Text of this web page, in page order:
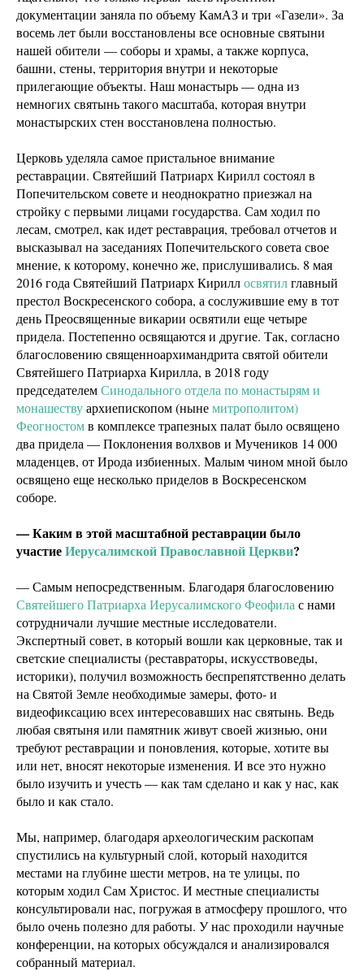
документации заняла по объему КамАЗ и три «Газели». За
восемь лет были восстановлены все основные святыни
нашей обители — соборы и храмы, а также корпуса,
башни, стены, территория внутри и некоторые
прилегающие объекты. Наш монастырь — одна из
немногих святынь такого масштаба, которая внутри
монастырских стен восстановлена полностью.
Церковь уделяла самое пристальное внимание
реставрации. Святейший Патриарх Кирилл состоял в
Попечительском совете и неоднократно приезжал на
стройку с первыми лицами государства. Сам ходил по
лесам, смотрел, как идет реставрация, требовал отчетов и
высказывал на заседаниях Попечительского совета свое
мнение, к которому, конечно же, прислушивались. 8 мая
2016 года Святейший Патриарх Кириллосвятилглавный
престол Воскресенского собора, а сослужившие ему в тот
день Преосвященные викарии освятили еще четыре
придела. Постепенно освящаются и другие. Так, согласно
благословению священноархимандрита святой обители
Святейшего Патриарха Кирилла, в 2018 году
председателемСинодального отдела по монастырям и
монашествуархиепископом (нынемитрополитом)
Феогностомв комплексе трапезных палат было освящено
два придела — Поклонения волхвов и Мучеников 14 000
младенцев, от Ирода избиенных. Малым чином мной было
освящено еще несколько приделов в Воскресенском
соборе.
— Каким в этой масштабной реставрации было
участиеИерусалимской Православной Церкви?
— Самым непосредственным. Благодаря благословению
Святейшего Патриарха Иерусалимского Феофила с нами
сотрудничали лучшие местные исследователи.
Экспертный совет, в который вошли как церковные, так и
светские специалисты (реставраторы, искусствоведы,
историки), получил возможность беспрепятственно делать
на Святой Земле необходимые замеры, фото- и
видеофиксацию всех интересовавших нас святынь. Ведь
любая святыня или памятник живут своей жизнью, они
требуют реставрации и поновления, которые, хотите вы
или нет, вносят некоторые изменения. И все это нужно
было изучить и учесть — как там сделано и как у нас, как
было и как стало.
Мы, например, благодаря археологическим раскопам
спустились на культурный слой, который находится
местами на глубине шести метров, на те улицы, по
которым ходил Сам Христос. И местные специалисты
консультировали нас, погружая в атмосферу прошлого, что
было очень полезно для работы. У нас проходили научные
конференции, на которых обсуждался и анализировался
собранный материал.